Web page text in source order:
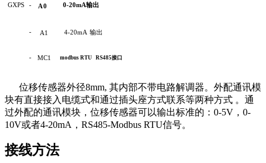
GXPS - A0 0-20mA输出
- A1 4-20mA 输出
- MC1 modbus RTU RS485接口
位移传感器外径8mm, 其内部不带电路解调器。外配通讯模
块有直接接入电缆式和通过插头座方式联系等两种方式 。通
过外配的通讯模块，位移传感器可以输出标准的：0-5V，0-
10V或者4-20mA，RS485-Modbus RTU信号。
接线方法